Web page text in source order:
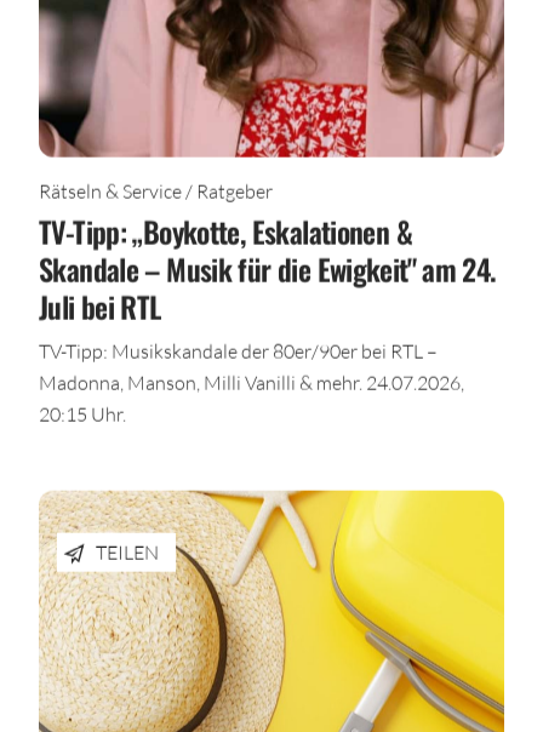
Rätseln & Service / Ratgeber
TV-Tipp: „Boykotte, Eskalationen &
Skandale – Musik für die Ewigkeit" am 24.
Juli bei RTL
TV-Tipp: Musikskandale der 80er/90er bei RTL –
Madonna, Manson, Milli Vanilli & mehr. 24.07.2026,
20:15 Uhr.
TEILEN